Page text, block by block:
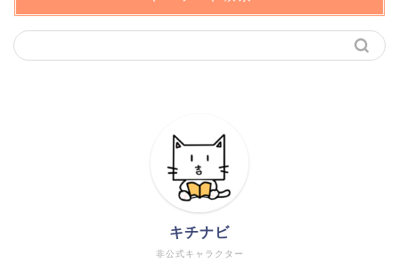
非公式キャラクター
キチナビ